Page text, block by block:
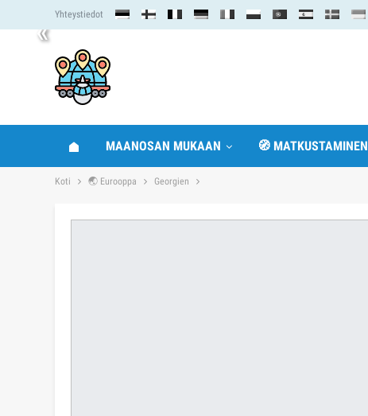
« Yhteystiedot
MAANOSAN MUKAAN 🧭 MATKUSTAMINEN
Koti 🌏 Eurooppa Georgien